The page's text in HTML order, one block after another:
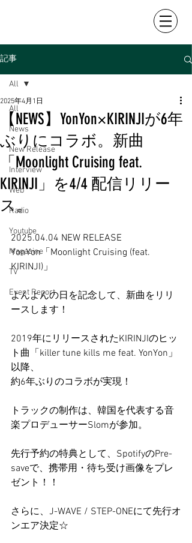
記事
All
News
New Release
Interview
Web
Radio
Youtube
Magazine
TV
Event Report
All
【NEWS】YonYon×KIRINJIが6年
ぶりにコラボ。新曲
「Moonlight Cruising feat.
KIRINJI」を4/4 配信リリー
ス。
2025年4月1日
2025.04.04 NEW RELEASE
YonYon「Moonlight Cruising (feat.
KIRINJI)」
よんよんの日を記念して、新曲をリリ
ースします！
2019年にリリースされたKIRINJIのヒッ
ト曲「killer tune kills me feat. YonYon」
以降、
約6年ぶりのコラボが実現！
トラックの制作は、韓国を代表する音
楽プロデューサーSlomが参加。
先行予約の特典として、SpotifyのPre-
saveで、携帯用・待ち受け画像をプレ
ゼント！！
さらに、J-WAVE / STEP-ONEにて先行オ
ンエア決定☆